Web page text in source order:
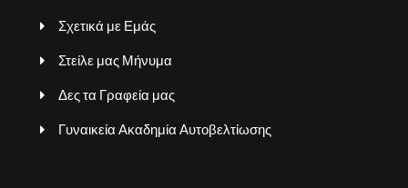
Σχετικά με Εμάς
Στείλε μας Μήνυμα
Δες τα Γραφεία μας
Γυναικεία Ακαδημία Αυτοβελτίωσης